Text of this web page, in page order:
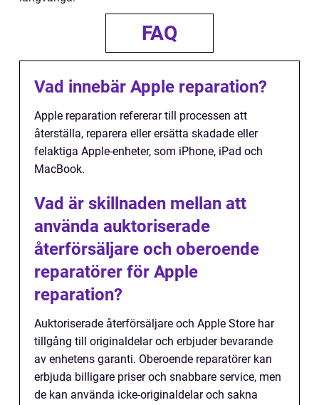
FAQ
Vad innebär Apple reparation?
Apple reparation refererar till processen att
återställa, reparera eller ersätta skadade eller
felaktiga Apple-enheter, som iPhone, iPad och
MacBook.
Vad är skillnaden mellan att
använda auktoriserade
återförsäljare och oberoende
reparatörer för Apple
reparation?
Auktoriserade återförsäljare och Apple Store har
tillgång till originaldelar och erbjuder bevarande
av enhetens garanti. Oberoende reparatörer kan
erbjuda billigare priser och snabbare service, men
de kan använda icke-originaldelar och sakna